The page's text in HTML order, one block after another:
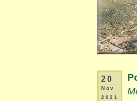
20
Nov
2021